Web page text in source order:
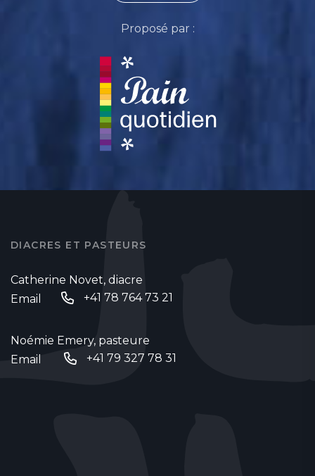
Proposé par :
DIACRES ET PASTEURS
Catherine Novet, diacre
Email
+41 78 764 73 21
Noémie Emery, pasteure
Email
+41 79 327 78 31